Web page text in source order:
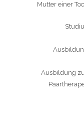
Mutter einer
Ausbildung